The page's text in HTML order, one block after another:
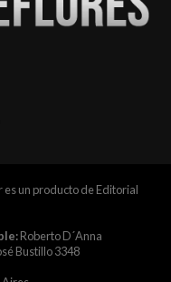
un producto de Editorial
Roberto D´Anna
Bustillo 3348